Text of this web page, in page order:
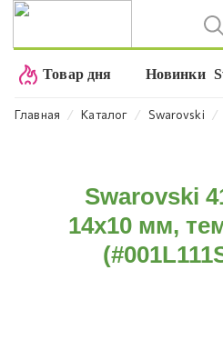
Товар дня Новинки
Главная ⁄ Каталог ⁄ Swarovski ⁄
Swarovski
14х10 мм,